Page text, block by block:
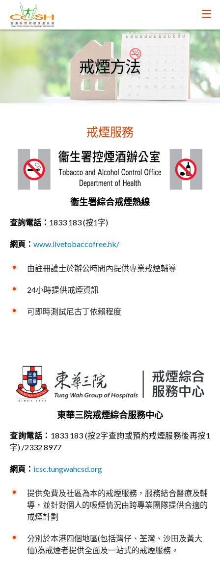
戒煙方法
戒煙服務
衞生署綜合戒煙熱線
查詢電話： 1833 183 (按1字)
網頁： www.livetobaccofree.hk/
由註冊護士於辦公時間內提供專業戒煙輔導
24小時提供戒煙資訊
可即時測試尼古丁依賴程度
東華三院戒煙綜合服務中心
查詢電話： 1833 183 (按2字查詢或預約戒煙服務後再按1
字) /2332 8977
網頁： icsc.tungwahcsd.org
提供免費及社區為本的戒煙服務，服務結合醫療及輔
導，並針對個人的吸煙情況由跨專業團隊提供合適的
戒煙計劃
分別於本港四個地區(包括灣仔、荃灣、沙田及黃大
仙)為戒煙者提供全面及一站式的戒煙服務。